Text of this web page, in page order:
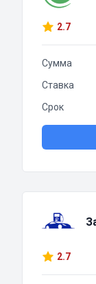
2.7
Сумма
Ставка
Срок
2.7